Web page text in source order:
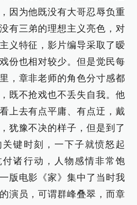
因为他既没有大哥忍辱负重
有三弟的理想主义亮色，对
义特征，影片编导采取了暧
份也相对较少。但是觉民每
，章非老师的角色分寸感都
既不抢戏也不丢失自我。他
上去有点平庸、有点迂，戴
犹豫不决的样子，但是到了
键时刻，一下子就愤怒起
诸行动，人物感情非常饱
版电影《家》集中了当时我
演员，可谓群峰叠翠，而章